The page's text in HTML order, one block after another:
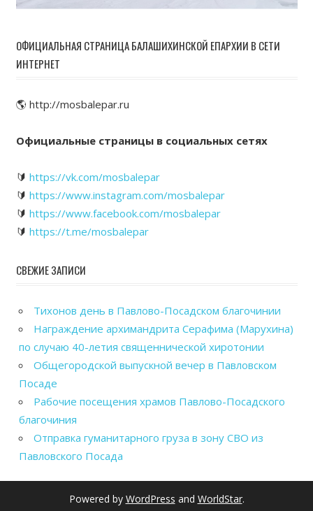
ОФИЦИАЛЬНАЯ СТРАНИЦА БАЛАШИХИНСКОЙ ЕПАРХИИ В СЕТИ
ИНТЕРНЕТ
🌎 http://mosbalepar.ru
Официальные страницы в социальных сетях
🔰 https://vk.com/mosbalepar
🔰 https://www.instagram.com/mosbalepar
🔰 https://www.facebook.com/mosbalepar
🔰 https://t.me/mosbalepar
СВЕЖИЕ ЗАПИСИ
Тихонов день в Павлово-Посадском благочинии
Награждение архимандрита Серафима (Марухина)
по случаю 40-летия священнической хиротонии
Общегородской выпускной вечер в Павловском
Посаде
Рабочие посещения храмов Павлово-Посадского
благочиния
Отправка гуманитарного груза в зону СВО из
Павловского Посада
Powered by WordPress and WorldStar.